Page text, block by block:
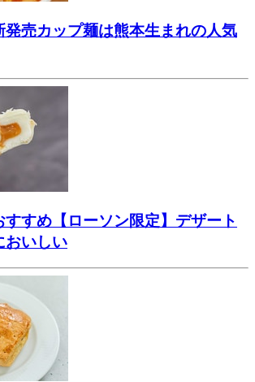
発売カップ麺は熊本生まれの人気
すすめ【ローソン限定】デザート
おいしい